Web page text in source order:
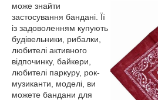
може знайти
застосування бандані. Її
із задоволенням купують
будівельники, рибалки,
любителі активного
відпочинку, байкери,
любителі паркуру, рок-
музиканти, моделі, ви
можете бандани для